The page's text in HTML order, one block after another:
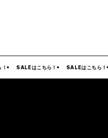
SALEはこちら！ SALEはこちら！